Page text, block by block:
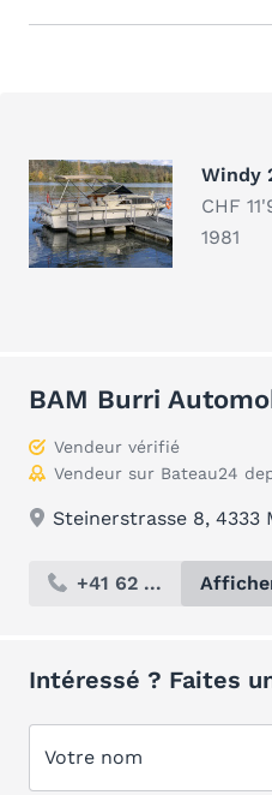
Windy
CHF
1981
BAM Burri
Vendeur vérifié
Vendeur sur Bateau24
Steinerstrasse 8, 4333
+41 62 ...
Intéressé ? Faites
Votre nom